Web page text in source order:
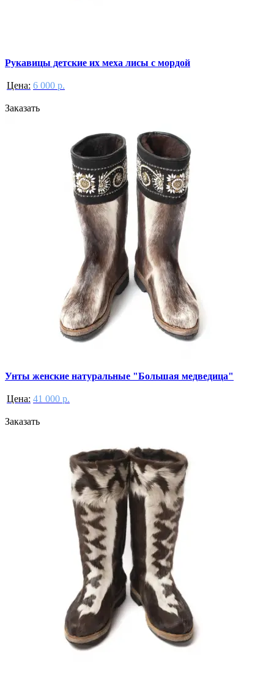
Рукавицы детские их меха лисы с мордой
Цена: 6 000 р.
Заказать
Унты женские натуральные "Большая медведица"
Цена: 41 000 р.
Заказать